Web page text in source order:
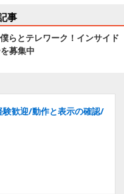
事
らとテレワーク！インサイド
募集中
歓迎/動作と表示の確認/